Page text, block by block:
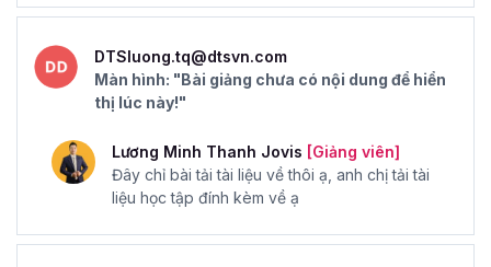
DTSluong.tq@dtsvn.com
Màn hình: "Bài giảng chưa có nội dung để hiển
thị lúc này!"
Lương Minh Thanh Jovis [Giảng viên]
Đây chỉ bài tải tài liệu về thôi ạ, anh chị tải tài
liệu học tập đính kèm về ạ